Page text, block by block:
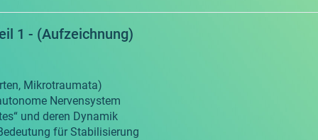
1 - (Aufzeichnung)
Mikrotraumata)
Nervensystem
und deren Dynamik
für Stabilisierung